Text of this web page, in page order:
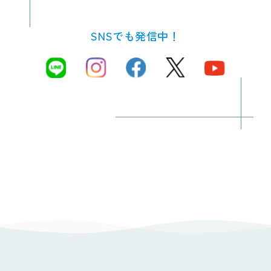
SNSでも発信中！